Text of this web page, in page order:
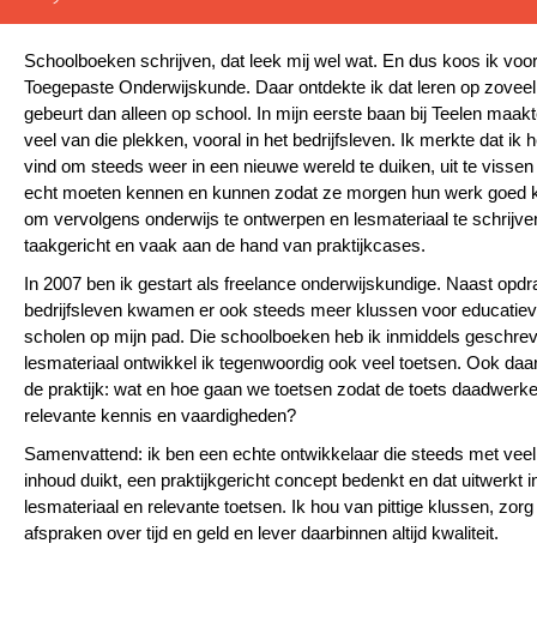
Schoolboeken schrijven, dat leek mij wel wat. En dus koos ik
Toegepaste Onderwijskunde. Daar ontdekte ik dat leren op
gebeurt dan alleen op school. In mijn eerste baan bij Teelen
veel van die plekken, vooral in het bedrijfsleven. Ik merkte dat ik
vind om steeds weer in een nieuwe wereld te duiken, uit te
echt moeten kennen en kunnen zodat ze morgen hun werk goed
om vervolgens onderwijs te ontwerpen en lesmateriaal te
taakgericht en vaak aan de hand van praktijkcases.
In 2007 ben ik gestart als freelance onderwijskundige. Naast
bedrijfsleven kwamen er ook steeds meer klussen voor
scholen op mijn pad. Die schoolboeken heb ik inmiddels
lesmateriaal ontwikkel ik tegenwoordig ook veel toetsen. Ook
de praktijk: wat en hoe gaan we toetsen zodat de toets
relevante kennis en vaardigheden?
Samenvattend: ik ben een echte ontwikkelaar die steeds met
inhoud duikt, een praktijkgericht concept bedenkt en dat uitwerkt
lesmateriaal en relevante toetsen. Ik hou van pittige klussen,
afspraken over tijd en geld en lever daarbinnen altijd kwaliteit.